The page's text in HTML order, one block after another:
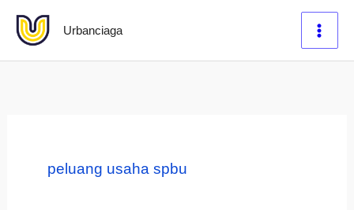
Lewati
konten
Urbanciaga
peluang usaha spbu